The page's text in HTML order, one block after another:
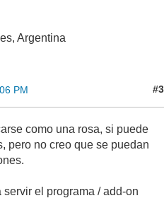
Argentina
PM #3
como una rosa, si puede
pero no creo que se puedan
servir el programa / add-on